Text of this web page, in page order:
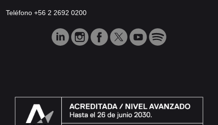
Teléfono +56 2 2692 0200